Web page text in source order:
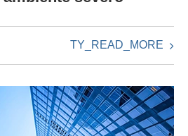
TY_READ_MORE